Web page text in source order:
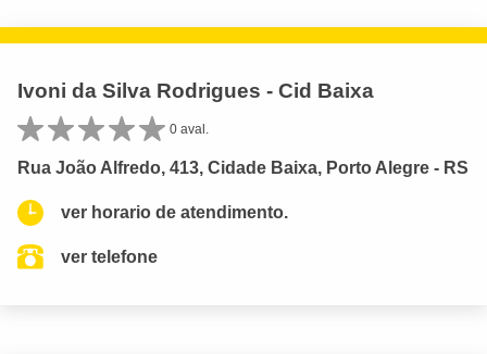
Ivoni da Silva Rodrigues - Cid Baixa
0 aval.
Rua João Alfredo, 413, Cidade Baixa, Porto Alegre - RS
ver horario de atendimento.
ver telefone